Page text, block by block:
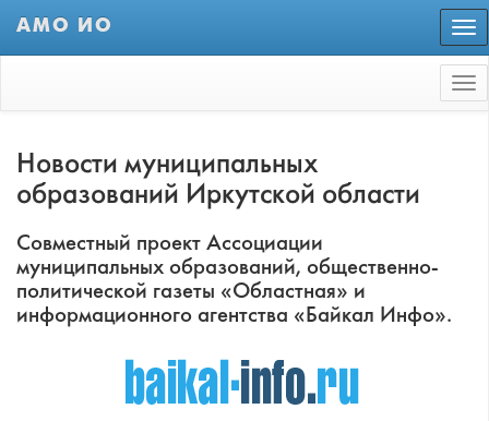
АМО ИО
Новости муниципальных
образований Иркутской области
Совместный проект Ассоциации
муниципальных образований, общественно-
политической газеты «Областная» и
информационного агентства «Байкал Инфо».